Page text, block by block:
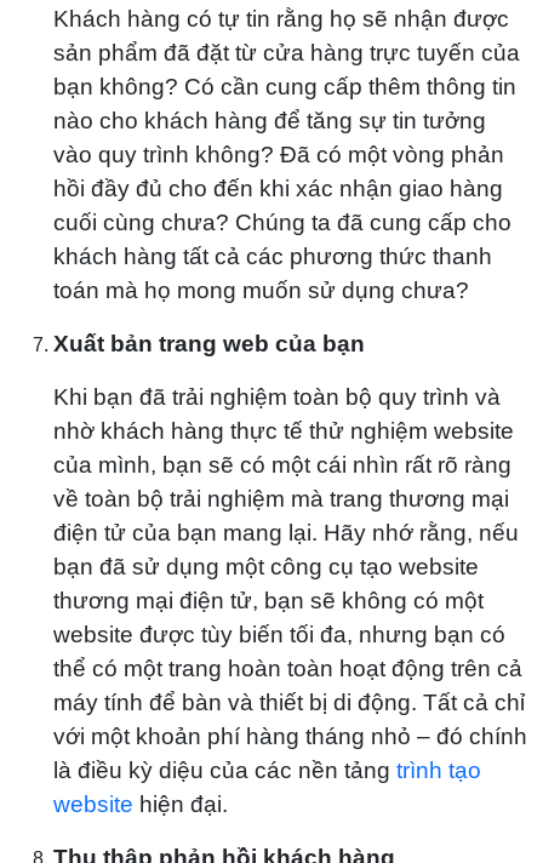
Khách hàng có tự tin rằng họ sẽ nhận được
sản phẩm đã đặt từ cửa hàng trực tuyến của
bạn không? Có cần cung cấp thêm thông tin
nào cho khách hàng để tăng sự tin tưởng
vào quy trình không? Đã có một vòng phản
hồi đầy đủ cho đến khi xác nhận giao hàng
cuối cùng chưa? Chúng ta đã cung cấp cho
khách hàng tất cả các phương thức thanh
toán mà họ mong muốn sử dụng chưa?
Xuất bản trang web của bạn
Khi bạn đã trải nghiệm toàn bộ quy trình và
nhờ khách hàng thực tế thử nghiệm website
của mình, bạn sẽ có một cái nhìn rất rõ ràng
về toàn bộ trải nghiệm mà trang thương mại
điện tử của bạn mang lại. Hãy nhớ rằng, nếu
bạn đã sử dụng một công cụ tạo website
thương mại điện tử, bạn sẽ không có một
website được tùy biến tối đa, nhưng bạn có
thể có một trang hoàn toàn hoạt động trên cả
máy tính để bàn và thiết bị di động. Tất cả chỉ
với một khoản phí hàng tháng nhỏ – đó chính
là điều kỳ diệu của các nền tảng trình tạo
website hiện đại.
Thu thập phản hồi khách hàng